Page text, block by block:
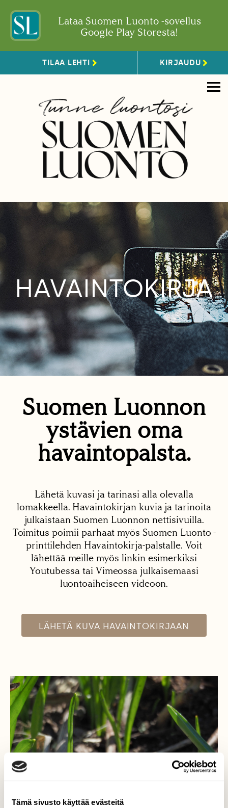
Tämä sivusto käyttää evästeitä
Lataa Suomen Luonto -sovellus
Google Play Storesta!
TILAA LEHTI KIRJAUDU
HAVAINTOKIRJA
Suomen Luonnon
ystävien oma
havaintopalsta.
Lähetä kuvasi ja tarinasi alla olevalla
lomakkeella. Havaintokirjan kuvia ja tarinoita
julkaistaan Suomen Luonnon nettisivuilla.
Toimitus poimii parhaat myös Suomen Luonto -
printtilehden Havaintokirja-palstalle. Voit
lähettää meille myös linkin esimerkiksi
Youtubessa tai Vimeossa julkaisemaasi
luontoaiheiseen videoon.
LÄHETÄ KUVA HAVAINTOKIRJAAN